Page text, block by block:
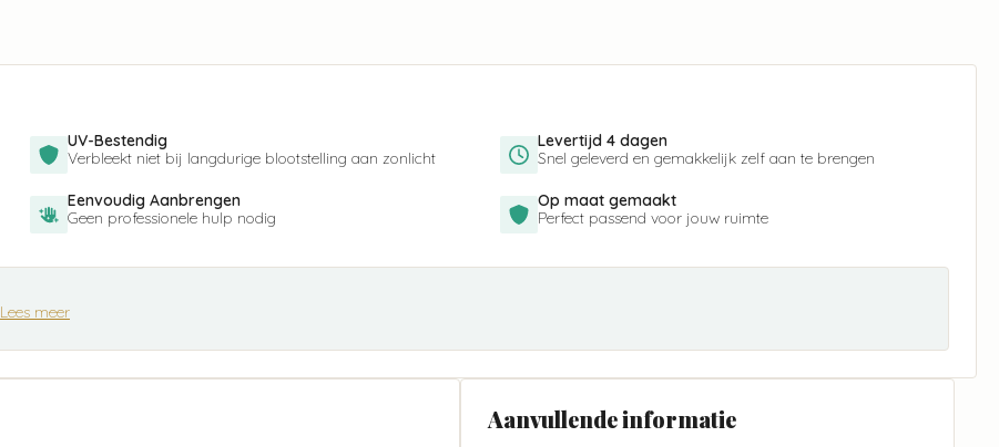
UV-Bestendig
Verbleekt niet bij langdurige blootstelling aan zonlicht
Levertijd 4 dagen
Snel geleverd en gemakkelijk zelf aan te brengen
Eenvoudig Aanbrengen
Geen professionele hulp nodig
Op maat gemaakt
Perfect passend voor jouw ruimte
Lees meer
Aanvullende informatie